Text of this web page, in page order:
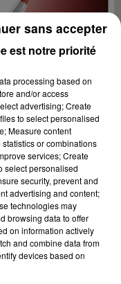
est notre priorité
processing based on
and/or access
advertising; Create
to select personalised
Measure content
or combinations
services; Create
select personalised
security, prevent and
advertising and content;
technologies may
browsing data to offer
on information actively
and combine data from
devices based on
sans accepter